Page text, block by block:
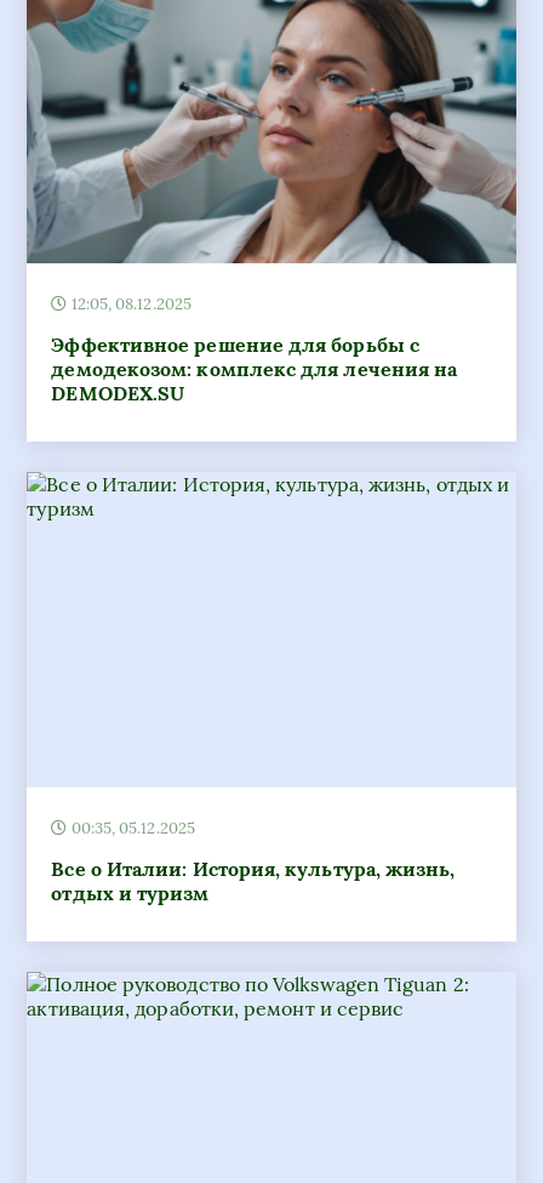
12:05, 08.12.2025
Эффективное решение для борьбы с
демодекозом: комплекс для лечения на
DEMODEX.SU
00:35, 05.12.2025
Все о Италии: История, культура, жизнь,
отдых и туризм